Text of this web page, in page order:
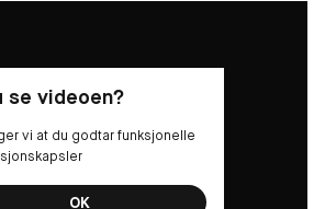
se videoen?
vi at du godtar funksjonelle
OK